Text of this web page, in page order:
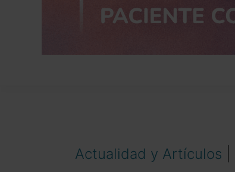
Actualidad y Artículos